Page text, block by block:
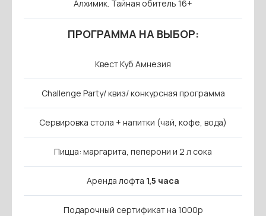
Алхимик. Тайная обитель 16+
ПРОГРАММА НА ВЫБОР:
Квест Куб Амнезия
Challenge Party/ квиз/ конкурсная программа
Сервировка стола + напитки (чай, кофе, вода)
Пицца: маргарита, пеперони и 2 л сока
Аренда лофта 1,5 часа
Подарочный сертификат на 1000р